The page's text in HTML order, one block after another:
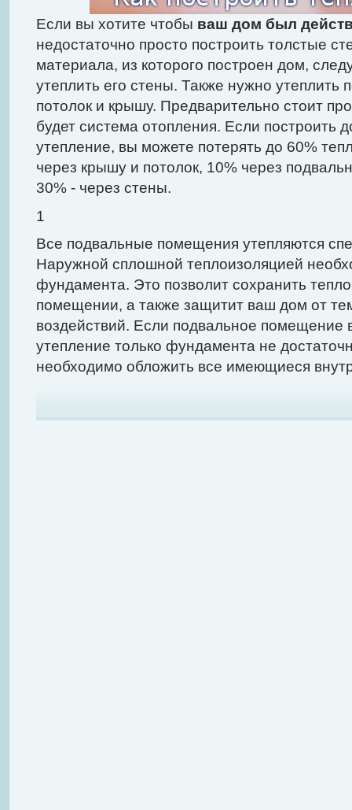
Если вы хотите чтобы ваш дом был
недостаточно просто построить толстые
материала, из которого построен дом,
утеплить его стены. Также нужно
потолок и крышу. Предварительно стоит
будет система отопления. Если построить
утепление, вы можете потерять до 60%
через крышу и потолок, 10% через
30% - через стены.
1
Все подвальные помещения утепляются
Наружной сплошной теплоизоляцией
фундамента. Это позволит сохранить
помещении, а также защитит ваш дом от
воздействий. Если подвальное
утепление только фундамента не
необходимо обложить все имеющиеся